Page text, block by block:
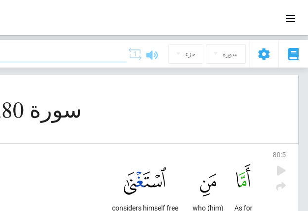
سورة جزء
سورة 80, عبس (عبس)
80:5
As for
(him) who
considers himself free